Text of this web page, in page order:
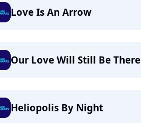
Love Is An Arrow
Our Love Will Still Be There
Heliopolis By Night